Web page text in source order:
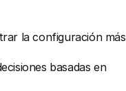
la configuración más
basadas en